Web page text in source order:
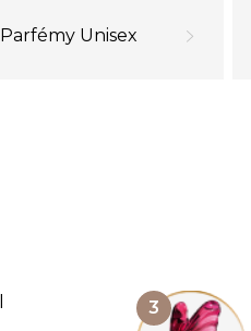
Parfémy Unisex